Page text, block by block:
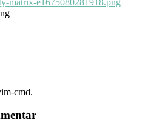
matrix-e1675080281918.png
cmd.